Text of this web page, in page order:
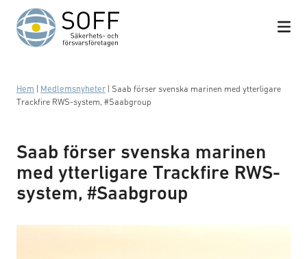
Hoppa till innehåll
Hem Medlemsnyheter
Saab förser svenska marinen med ytterligare
Trackfire RWS-system, #Saabgroup
Saab förser svenska marinen
med ytterligare Trackfire RWS-
system, #Saabgroup